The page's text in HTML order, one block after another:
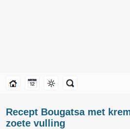
Recept Bougatsa met
zoete vulling